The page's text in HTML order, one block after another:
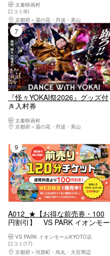
太秦映画村
口コミ(6)
京都府
湯の花・丹波・美山
7位
『怪々YOKAI祭2026』グッズ付
き入村券
太秦映画村
京都府
湯の花・丹波・美山
9位
A012_★【お得な前売券・100
円割引】 VS PARK イオンモー
VS PARK イオンモールKYOTO店
口コミ(17)
京都府
河原町・烏丸・大宮周辺